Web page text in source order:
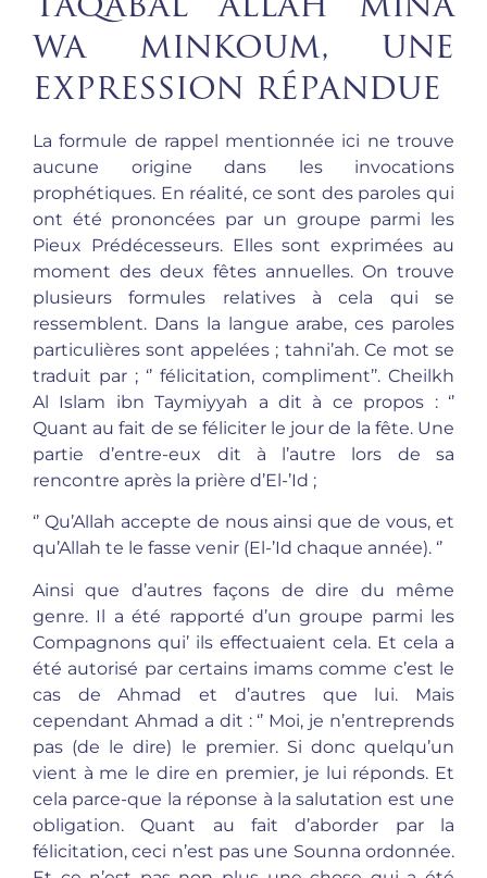
Taqabal allah mina
wa minkoum, une
expression répandue
La formule de rappel mentionnée ici ne trouve
aucune origine dans les invocations
prophétiques. En réalité, ce sont des paroles qui
ont été prononcées par un groupe parmi les
Pieux Prédécesseurs. Elles sont exprimées au
moment des deux fêtes annuelles. On trouve
plusieurs formules relatives à cela qui se
ressemblent. Dans la langue arabe, ces paroles
particulières sont appelées ; tahni’ah. Ce mot se
traduit par ; ‘’ félicitation, compliment’’. Cheilkh
Al Islam ibn Taymiyyah a dit à ce propos : ‘’
Quant au fait de se féliciter le jour de la fête. Une
partie d’entre-eux dit à l’autre lors de sa
rencontre après la prière d’El-’Id ;
‘’ Qu’Allah accepte de nous ainsi que de vous, et
qu’Allah te le fasse venir (El-’Id chaque année). ‘’
Ainsi que d’autres façons de dire du même
genre. Il a été rapporté d’un groupe parmi les
Compagnons qui’ ils effectuaient cela. Et cela a
été autorisé par certains imams comme c’est le
cas de Ahmad et d’autres que lui. Mais
cependant Ahmad a dit : ‘’ Moi, je n’entreprends
pas (de le dire) le premier. Si donc quelqu’un
vient à me le dire en premier, je lui réponds. Et
cela parce-que la réponse à la salutation est une
obligation. Quant au fait d’aborder par la
félicitation, ceci n’est pas une Sounna ordonnée.